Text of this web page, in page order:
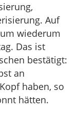
Auf
wiederum
Das ist
bestätigt:
an
haben, so
hätten.